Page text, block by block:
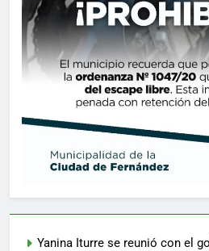
Yanina Iturre se reunió con el